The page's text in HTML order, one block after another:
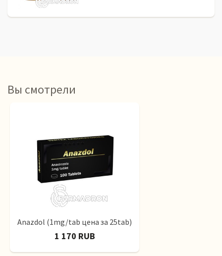
Вы смотрели
Anazdol (1mg/tab цена за 25tab)
1 170 RUB